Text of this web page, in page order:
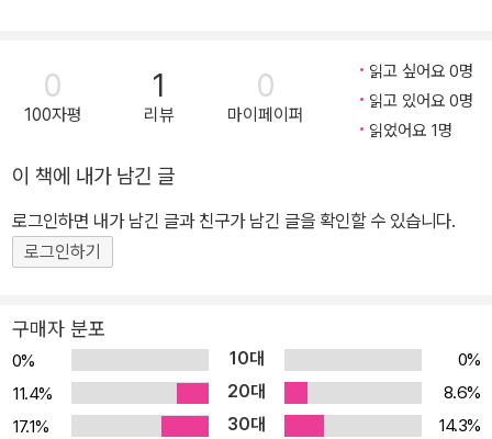
나손인문학연구실 대표이며, 연세대 학교 명예교수다. 순수학 연구
이론을 토대로 「춘향전 특별전」을 비롯한 다양한 응용학을 전개하여
학술의 대중화와 세계화에 힘쓰고 있는 현장 지향적 연구자다. 대표
있다.
0
100자평
1
리뷰
0
마이페이퍼
읽고 싶어요 0명
읽고 있어요 0명
읽었어요 1명
이 책에 내가 남긴 글
로그인하면 내가 남긴 글과 친구가 남긴 글을 확인할 수 있습니다.
로그인하기
구매자 분포
0% 10대
0%
11.4%
20대
8.6%
17.1%
30대
14.3%